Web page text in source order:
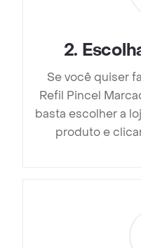
2.
Se você quiser
Refil Pincel
basta escolher a
produto e